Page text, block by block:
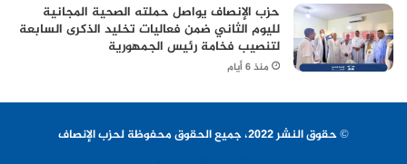
حزب الإنصاف يواصل حملته الصحية المجانية
لليوم الثاني ضمن فعاليات تخليد الذكرى السابعة
لتنصيب فخامة رئيس الجمهورية
منذ 6 أيام
© حقوق النشر 2022، جميع الحقوق محفوظة لحزب الإنصاف